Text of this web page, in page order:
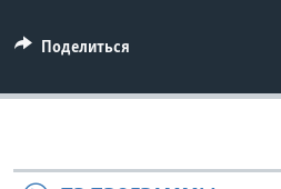
Поделиться